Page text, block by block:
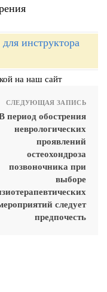
инструктора
на наш сайт
СЛЕДУЮЩАЯ ЗАПИСЬ
период обострения
неврологических
проявлений
остеохондроза
позвоночника при
выборе
следует
предпочесть